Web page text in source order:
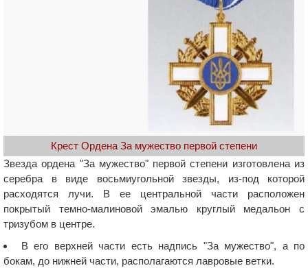
Крест Ордена За мужество первой степени
Звезда ордена "За мужество" первой степени изготовлена из
серебра в виде восьмиугольной звезды, из-под которой
расходятся лучи. В ее центральной части расположен
покрытый темно-малиновой эмалью круглый медальон с
тризубом в центре.
В его верхней части есть надпись "За мужество", а по
бокам, до нижней части, располагаются лавровые ветки.